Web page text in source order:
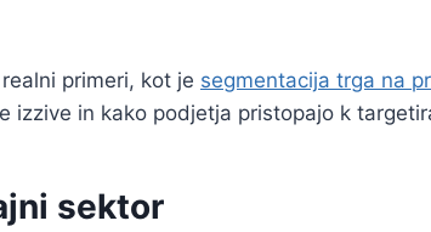
primeri, kot je segmentacija trga na
izzive in kako podjetja pristopajo k
sektor